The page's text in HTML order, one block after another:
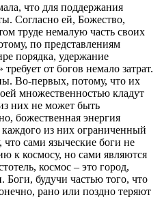
что для поддержания
Согласно ей, Божество,
труде немалую часть своих
по представлениям
порядка, удержание
от богов немало затрат.
Во-первых, потому, что их
множественностью кладут
них не может быть
божественная энергия
из них ограниченный
сами языческие боги не
к космосу, но сами являются
космос – это город,
будучи частью того, что
рано или поздно теряют